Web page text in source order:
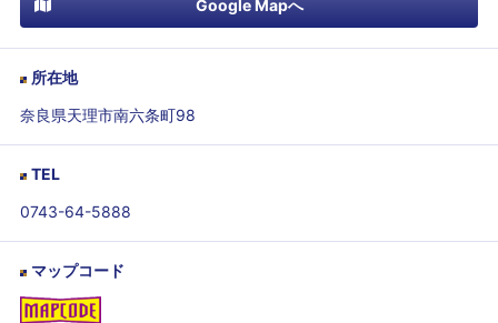
Google Mapへ
所在地
奈良県天理市南六条町98
TEL
0743-64-5888
マップコード